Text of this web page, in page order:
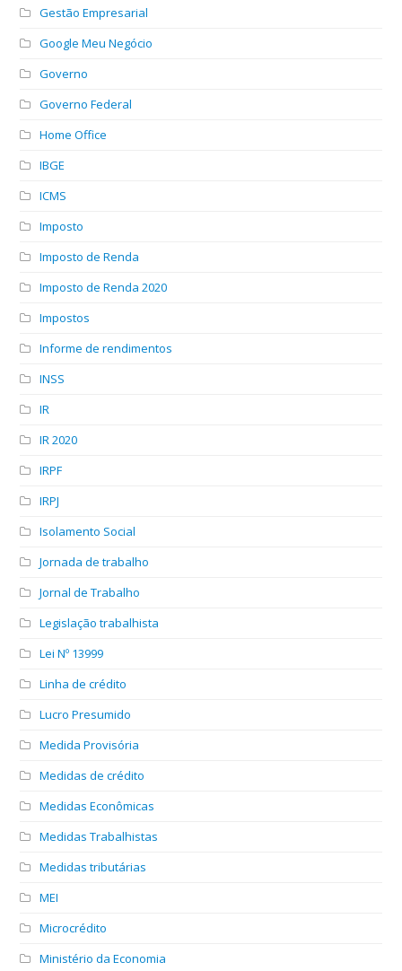
Gestão Empresarial
Google Meu Negócio
Governo
Governo Federal
Home Office
IBGE
ICMS
Imposto
Imposto de Renda
Imposto de Renda 2020
Impostos
Informe de rendimentos
INSS
IR
IR 2020
IRPF
IRPJ
Isolamento Social
Jornada de trabalho
Jornal de Trabalho
Legislação trabalhista
Lei Nº 13999
Linha de crédito
Lucro Presumido
Medida Provisória
Medidas de crédito
Medidas Econômicas
Medidas Trabalhistas
Medidas tributárias
MEI
Microcrédito
Ministério da Economia